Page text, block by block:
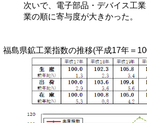
次いで、電子部品・デバイス工
業の順に寄与度が大きかった。
福島県鉱工業指数の推移(平成17年＝